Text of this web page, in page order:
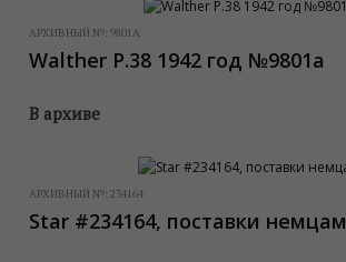
АРХИВНЫЙ №: 9801A
Walther P.38 1942 год №9801a
В архиве
АРХИВНЫЙ №: 234164
Star #234164, поставки немцам